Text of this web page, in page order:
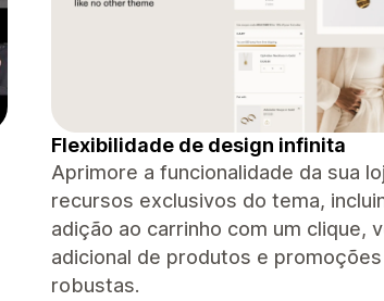
Flexibilidade de design infinita
Aprimore a funcionalidade da sua
recursos exclusivos do tema,
adição ao carrinho com um clique,
adicional de produtos e promoções
robustas.